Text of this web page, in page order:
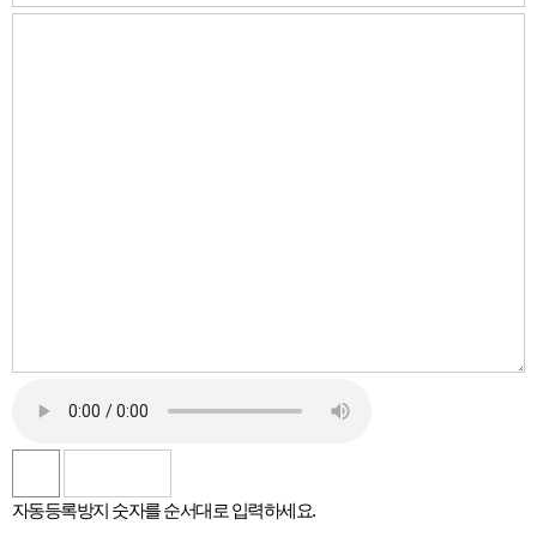
자동등록방지 숫자를 순서대로 입력하세요.